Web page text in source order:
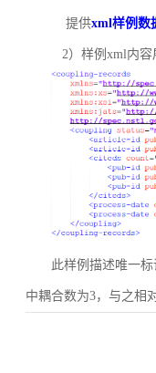
提供xml样例数
2）样例xml内容
此样例描述唯一标
中耦合数为3，与之相